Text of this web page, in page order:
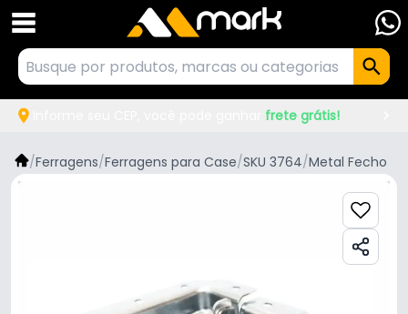
frete grátis!
/Ferragens/Ferragens para Case/SKU 3764/Metal Fecho